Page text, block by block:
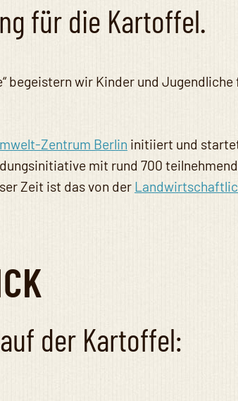
für die Kartoffel.
begeistern wir Kinder und
Zentrum Berlin initiiert und
mit rund 700
Zeit ist das von der
der Kartoffel: